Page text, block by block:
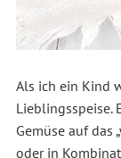
Als ich ein Kind
Lieblingsspeise.
Gemüse auf
oder in